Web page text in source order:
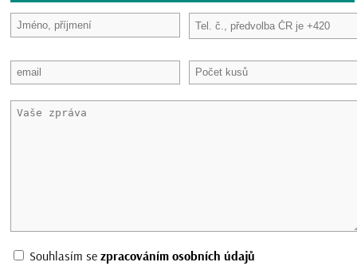
Souhlasím sezpracováním osobních údajů